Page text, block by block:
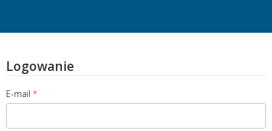
Logowanie
E-mail